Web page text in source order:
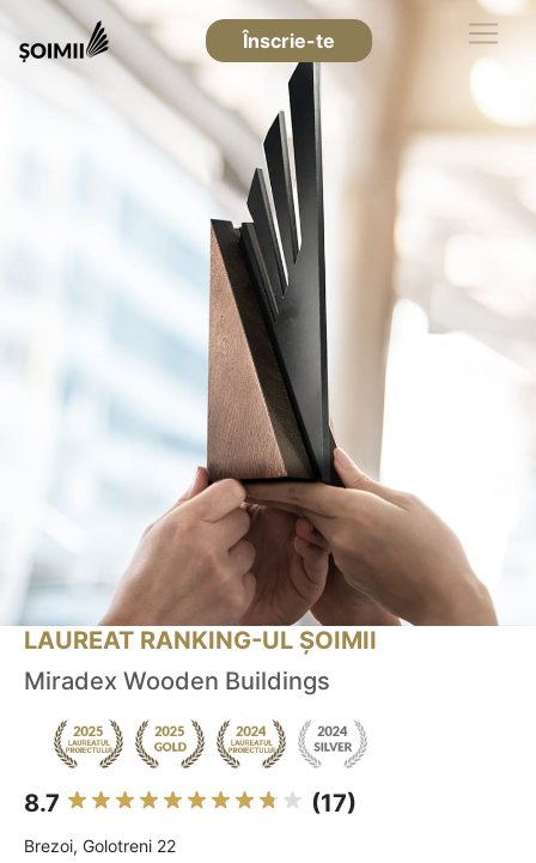
Înscrie-te
LAUREAT RANKING-UL ȘOIMII
Miradex Wooden Buildings
8.7 (17)
Brezoi, Golotreni 22